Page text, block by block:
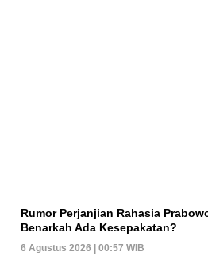
Rumor Perjanjian Rahasia
Benarkah Ada Kesepakatan?
6 Agustus 2026 | 00:57 WIB